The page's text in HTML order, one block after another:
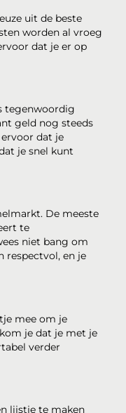
uit de beste
worden al vroeg
dat je er op
tegenwoordig
geld nog steeds
dat je
je snel kunt
De meeste
te
niet bang om
respectvol, en je
mee om je
je dat je met je
verder
lijstje te maken